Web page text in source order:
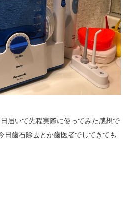
届いて先程実際に使ってみた感想で
日歯石除去とか歯医者でしてきても